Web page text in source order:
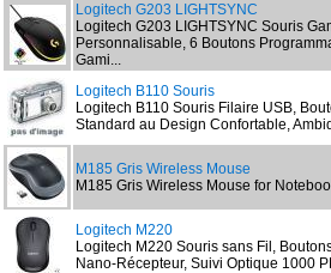
Logitech G203 LIGHTSYNC
Logitech G203 LIGHTSYNC Souris
Personnalisable, 6 Boutons
Gami...
Logitech B110 Souris
Logitech B110 Souris Filaire USB,
Standard au Design Confortable,
M185 Gris Wireless Mouse
M185 Gris Wireless Mouse for
Logitech M220
Logitech M220 Souris sans Fil,
Nano-Récepteur, Suivi Optique 1000